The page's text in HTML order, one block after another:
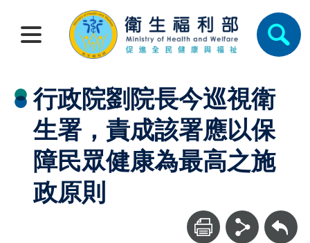
行政院劉院長今巡視衛
生署，責成該署應以保
障民眾健康為最高之施
政原則
回上一頁